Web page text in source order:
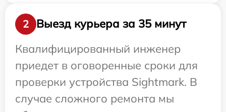
2
Выезд курьера за 35 минут
Квалифицированный инженер
приедет в оговоренные сроки для
проверки устройства Sightmark. В
случае сложного ремонта мы